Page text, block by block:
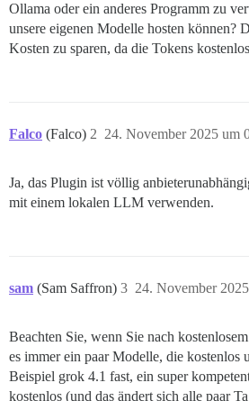
Ollama oder ein anderes Programm zu
unsere eigenen Modelle hosten können?
Kosten zu sparen, da die Tokens
Falco (Falco) 24. November 2025 um
2
Ja, das Plugin ist völlig
mit einem lokalen LLM verwenden.
sam (Sam Saffron) 24. November
3
Beachten Sie, wenn Sie nach kostenlosem
es immer ein paar Modelle, die kostenlos
Beispiel grok 4.1 fast, ein super
kostenlos (und das ändert sich alle paar